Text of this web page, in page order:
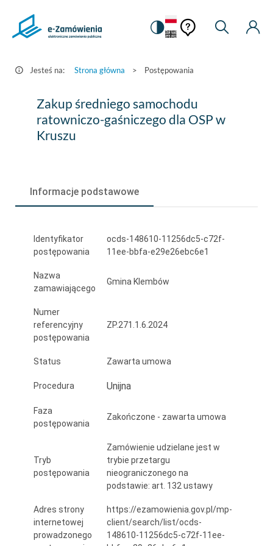
Postępowania
Zamówienia.gov.pl
Zmiana
na
kontrastową
Pomoc
kontekstowa
Pomoc
Moje
Jesteś na: Strona główna > Postępowania
Zakup
średniego
samochodu
dla
Kruszu
Zakup średniego samochodu
ratowniczo-gaśniczego dla OSP w
Kruszu
Informacje podstawowe
Identyfikator
postępowania
ocds-148610-11256dc5-c72f-
11ee-bbfa-e29e26ebc6e1
Nazwa
zamawiającego
Gmina Klembów
Numer
referencyjny
postępowania
ZP.271.1.6.2024
Status Zawarta umowa
Procedura Unijna
Faza
postępowania
Zakończone - zawarta umowa
Tryb
postępowania
Zamówienie udzielane jest w
trybie przetargu
nieograniczonego na
podstawie: art. 132 ustawy
Adres strony
internetowej
prowadzonego
https://ezamowienia.gov.pl/mp-
client/search/list/ocds-
148610-11256dc5-c72f-11ee-